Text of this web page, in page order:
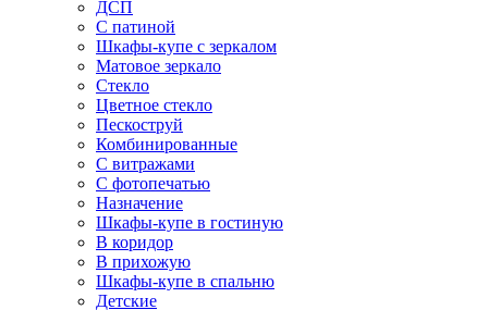
ДСП
С патиной
Шкафы-купе с зеркалом
Матовое зеркало
Стекло
Цветное стекло
Пескоструй
Комбинированные
С витражами
С фотопечатью
Назначение
Шкафы-купе в гостиную
В коридор
В прихожую
Шкафы-купе в спальню
Детские